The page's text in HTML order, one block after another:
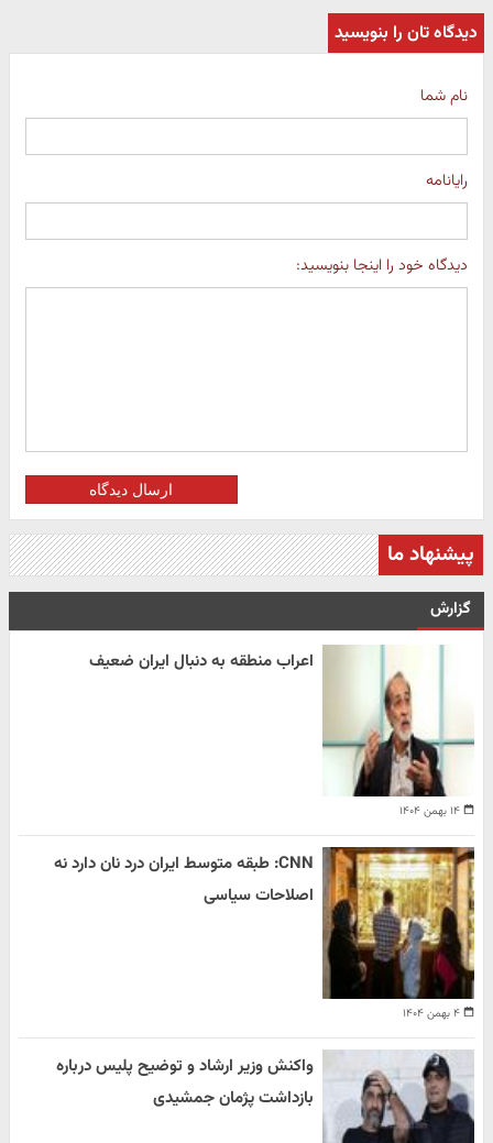
دیدگاه تان را بنویسید
نام شما
رایانامه
دیدگاه خود را اینجا بنویسید:
ارسال دیدگاه
پیشنهاد ما
گزارش
۱۴ بهمن ۱۴۰۴
اعراب منطقه به دنبال ایران ضعیف
۴ بهمن ۱۴۰۴
CNN: طبقه متوسط ایران درد نان دارد نه
اصلاحات سیاسی
واکنش وزیر ارشاد و توضیح پلیس درباره
بازداشت پژمان جمشیدی